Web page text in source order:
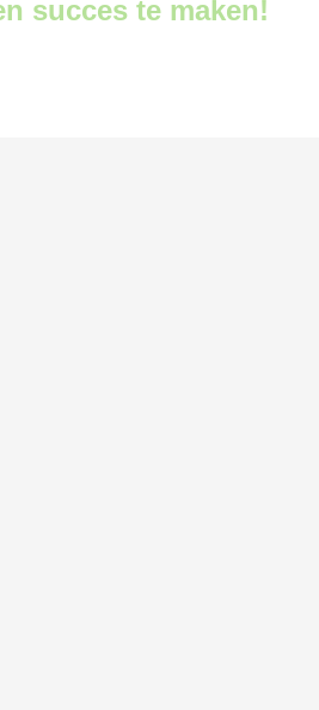
succes te maken!